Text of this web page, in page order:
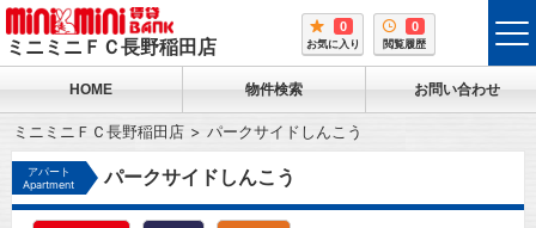
ミニミニＦＣ長野稲田店
0
お気に入り
0
閲覧履歴
HOME 物件検索 お問い合わせ
ミニミニＦＣ長野稲田店 パークサイドしんこう
アパート
Apartment
パークサイドしんこう